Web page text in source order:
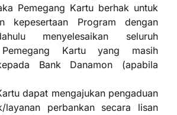
Pemegang Kartu berhak untuk
kepesertaan Program dengan
menyelesaikan seluruh
Kartu yang masih
Bank Danamon (apabila
dapat mengajukan pengaduan
layanan perbankan secara lisan